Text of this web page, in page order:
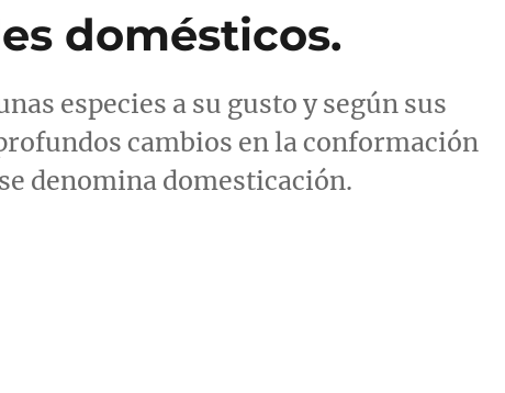
domésticos.
especies a su gusto y según sus
cambios en la conformación
denomina domesticación.